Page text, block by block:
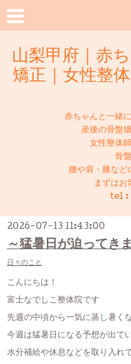
山梨甲府｜赤
矯正｜女性整
赤ちゃんと一緒
産後の骨盤
女性整体
骨
腰や肩・膝など
まずはお
tel :
2026-07-13 11:43:00
～猛暑日が迫ってき
日々のこと
こんにちは！
富士なでしこ整体院です
先週の中頃から一気に蒸し暑く
今週は猛暑日になる予想が出て
水分補給や休息などを取り入れ